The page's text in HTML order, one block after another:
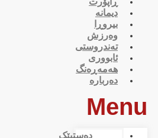
دیمانە
بیروڕا
وەرزش
تەندروستی
ئابووری
هەمەڕەنگ
دەربارە
Menu
دەستپێک